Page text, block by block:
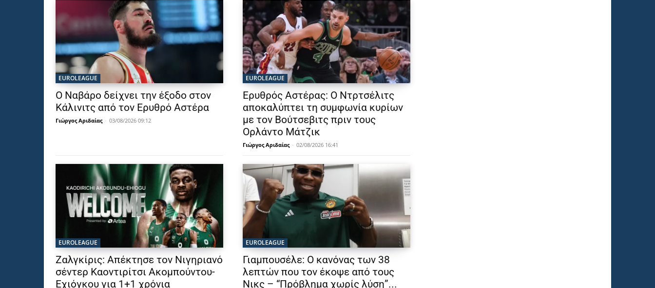
EUROLEAGUE
Ο Ναβάρο δείχνει την έξοδο στον
Κάλινιτς από τον Ερυθρό Αστέρα
Γιώργος Αριδαίας - 03/08/2026 09:12
EUROLEAGUE
Ερυθρός Αστέρας: Ο Ντρτσέλιτς
αποκαλύπτει τη συμφωνία κυρίων
με τον Βούτσεβιτς πριν τους
Ορλάντο Μάτζικ
Γιώργος Αριδαίας - 02/08/2026 16:41
EUROLEAGUE
Ζαλγκίρις: Απέκτησε τον Νιγηριανό
σέντερ Καοντιρίτσι Ακομπούντου-
Εχιόγκου για 1+1 χρόνια
EUROLEAGUE
Γιαμπουσέλε: Ο κανόνας των 38
λεπτών που τον έκοψε από τους
Νικς – “Πρόβλημα χωρίς λύση”...